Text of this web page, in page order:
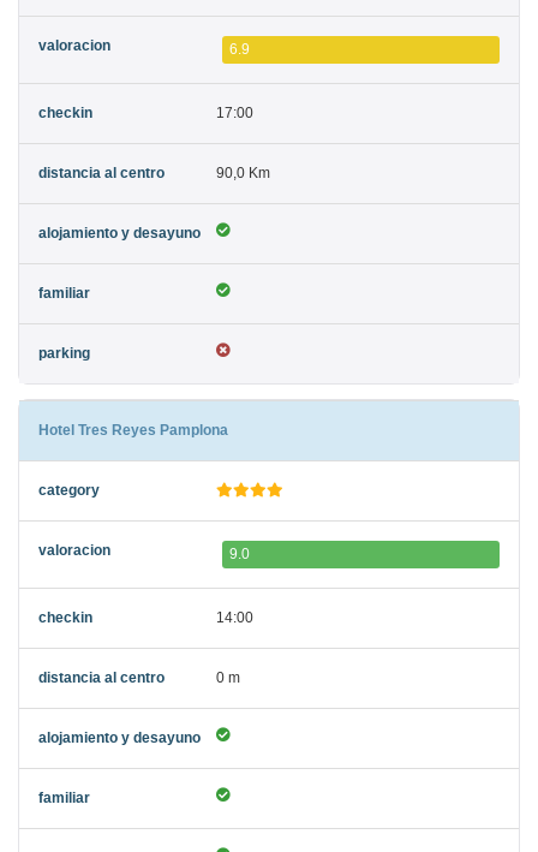
6.9
17:00
90,0 Km
Hotel Tres Reyes Pamplona
9.0
14:00
0 m